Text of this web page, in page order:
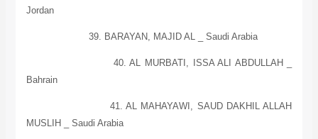
Jordan
39. BARAYAN, MAJID AL _ Saudi Arabia
40. AL MURBATI, ISSA ALI ABDULLAH _
Bahrain
41. AL MAHAYAWI, SAUD DAKHIL ALLAH
MUSLIH _ Saudi Arabia